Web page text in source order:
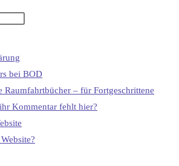
bei BOD
Raumfahrtbücher – für Fortgeschrittene
Kommentar fehlt hier?